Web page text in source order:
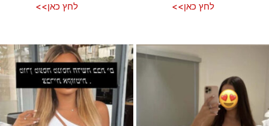
לחץ כאן>>
לחץ כאן>>